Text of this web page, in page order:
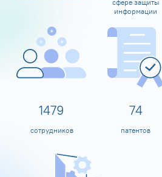
сфере защиты
информации
1599
сотрудников
80
патентов